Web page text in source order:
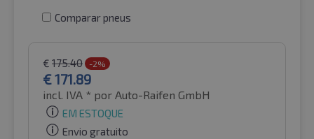
Comparar pneus
€ 175.40 -2%
€171.89
incl. IVA * por Auto-Raifen GmbH
EM ESTOQUE
Envio gratuito